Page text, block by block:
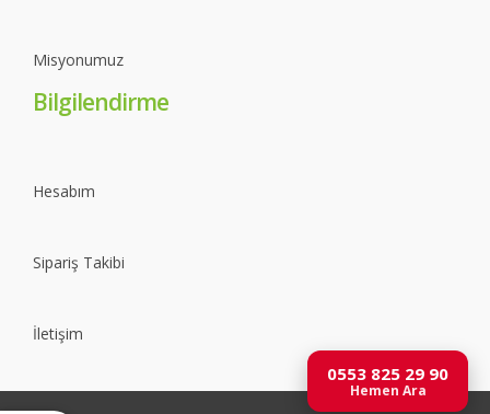
0553 825 29 90
Hemen Ara
Misyonumuz
Bilgilendirme
Hesabım
Sipariş Takibi
İletişim